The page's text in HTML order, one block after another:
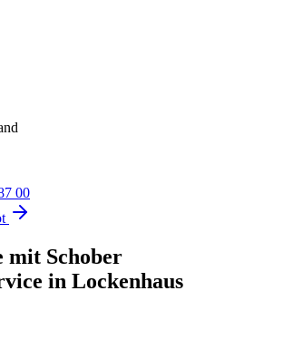
00
mit Schober
in Lockenhaus